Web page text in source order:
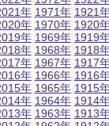
年
年
年
年
年
年
年
年
年
1971年
1970年
1969年
1968年
1967年
1966年
1965年
1964年
1963年
1921
1920
1919
1918
1917
1916
1915
1914
1913